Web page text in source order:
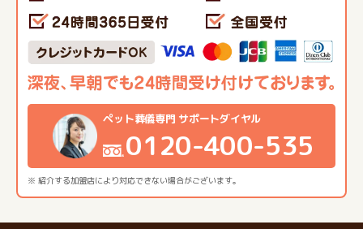
※ 紹介する加盟店により対応できない場合がございます。
ペット葬儀専門 サポートダイヤル
0120-400-535